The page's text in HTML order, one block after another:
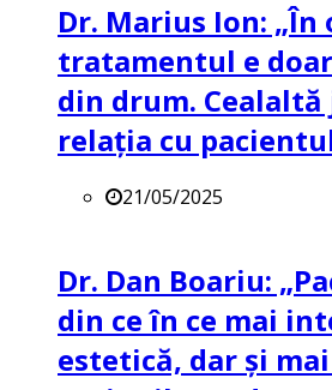
Dr. Marius Ion:
tratamentul e
din drum.
relația cu
21/05/2025
Dr. Dan Boariu:
din ce în ce mai
estetică, dar și